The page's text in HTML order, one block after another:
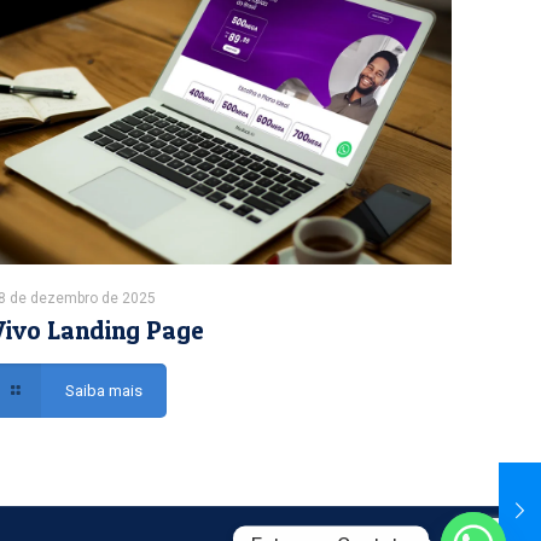
de dezembro de 2025
Landing Page
Saiba mais